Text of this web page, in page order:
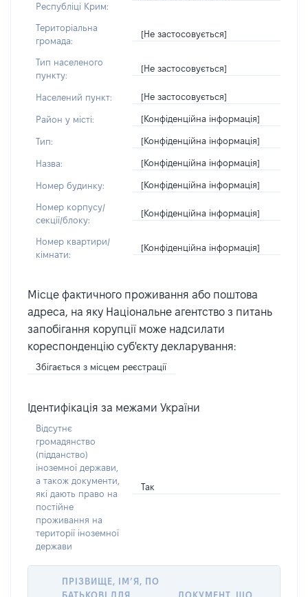
Республіці Крим:
Територіальна
громада:
[Не застосовується]
Тип населеного
пункту:
[Не застосовується]
Населений пункт: [Не застосовується]
Район у місті: [Конфіденційна інформація]
Тип: [Конфіденційна інформація]
Назва: [Конфіденційна інформація]
Номер будинку: [Конфіденційна інформація]
Номер корпусу/
секції/блоку:
[Конфіденційна інформація]
Номер квартири/
кімнати:
[Конфіденційна інформація]
Місце фактичного проживання або поштова
адреса, на яку Національне агентство з питань
запобігання корупції може надсилати
кореспонденцію суб'єкту декларування:
Збігається з місцем реєстрації
Ідентифікація за межами України
Відсутнє
громадянство
(підданство)
іноземної держави,
а також документи,
які дають право на
постійне
проживання на
території іноземної
держави
Так
ПРІЗВИЩЕ, ІМ’Я, ПО
БАТЬКОВІ ДЛЯ
ДОКУМЕНТ, ЩО